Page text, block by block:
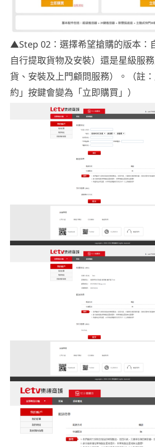
▲Step 02：選擇希望搶購的版本：
自行提取貨物及安裝）還是星級服
貨、安裝及上門顧問服務）。（註
約」按鍵會變為「立即購買」）